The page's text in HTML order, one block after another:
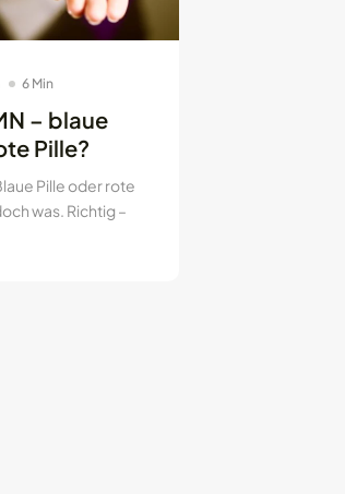
6 Min
– blaue
Pille?
Pille oder rote
was. Richtig –